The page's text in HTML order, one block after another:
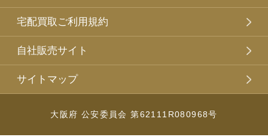
宅配買取ご利用規約
自社販売サイト
サイトマップ
大阪府 公安委員会 第62111R080968号